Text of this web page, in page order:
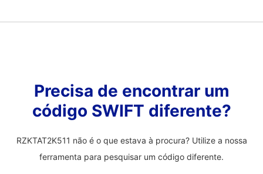
Precisa de encontrar um
código SWIFT diferente?
RZKTAT2K511 não é o que estava à procura? Utilize a nossa
ferramenta para pesquisar um código diferente.